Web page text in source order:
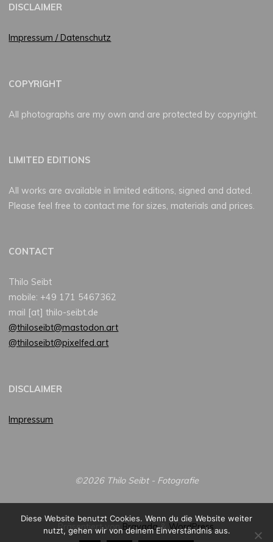
DISCLAIMER
Impressum / Datenschutz
COPYRIGHT
All photographs are my own and are protected by copyright.
LIMITED EDITIONS
All works are available in limited editions, signed and dated.
Please feel free to contact me for sizes, materials and prices.
CONTACT
Thilo Seibt
mobile: +49 171 5467362
mail [at] thilo-seibt.de
@thiloseibt@mastodon.art
@thiloseibt@pixelfed.art
DISCLAIMER
Impressum
©2026 Thilo Seibt - Fotografie
Präsentiert vonBravada&WordPress.
Diese Website benutzt Cookies. Wenn du die Website weiter
nutzt, gehen wir von deinem Einverständnis aus.